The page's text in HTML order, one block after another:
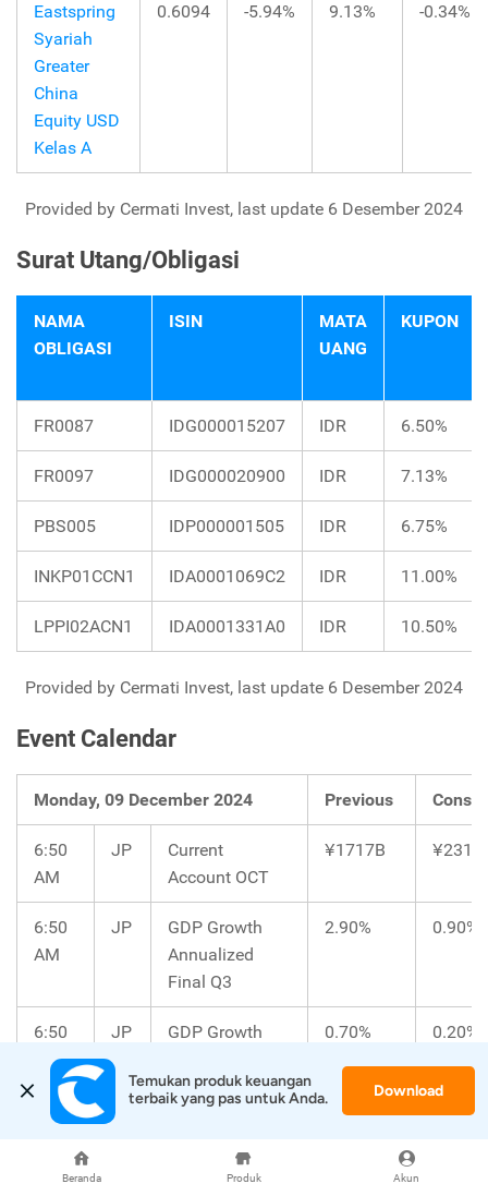
Beranda Produk Akun
Eastspring
Syariah
Greater
China
Equity USD
Kelas A
0.6094 -5.94% 9.13% -0.34%
Provided by Cermati Invest, last update 6 Desember 2024
Surat Utang/Obligasi
NAMA
OBLIGASI
ISIN
MATA
UANG
KUPON
FR0087 IDG000015207 IDR 6.50%
FR0097 IDG000020900 IDR 7.13%
PBS005 IDP000001505 IDR 6.75%
INKP01CCN1 IDA0001069C2 IDR 11.00%
LPPI02ACN1 IDA0001331A0 IDR 10.50%
Provided by Cermati Invest, last update 6 Desember 2024
Event Calendar
Monday, 09 December 2024 Previous
6:50
AM
JP
Current
Account OCT
¥1717B
6:50
AM
JP
GDP Growth
Annualized
Final Q3
2.90% 0.90%
6:50
AM
JP
GDP Growth
Final Q3
0.70% 0.20%
YoY NOV
Temukan produk keuangan
terbaik yang pas untuk Anda.
Download